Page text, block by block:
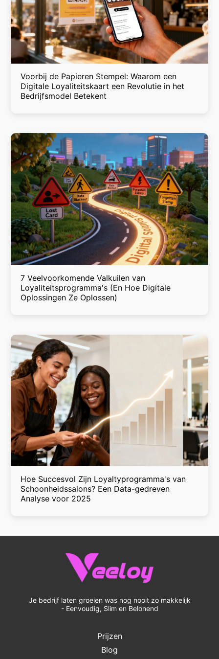
Voorbij de Papieren Stempel: Waarom een
Digitale Loyaliteitskaart een Revolutie in het
Bedrijfsmodel Betekent
7 Veelvoorkomende Valkuilen van
Loyaliteitsprogramma's (En Hoe Digitale
Oplossingen Ze Oplossen)
Hoe Succesvol Zijn Loyaltyprogramma's van
Schoonheidssalons? Een Data-gedreven
Analyse voor 2025
Je bedrijf laten groeien was nog nooit zo makkelijk
- Eenvoudig, Slim en Belonend
Prijzen
Blog